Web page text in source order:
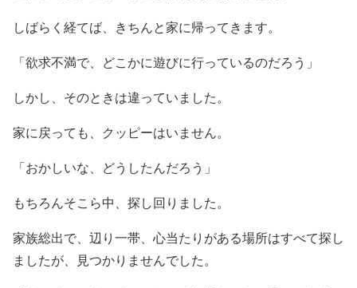
しばらく経てば、きちんと家に帰ってきます。
「欲求不満で、どこかに遊びに行っているのだろう」
しかし、そのときは違っていました。
家に戻っても、クッピーはいません。
「おかしいな、どうしたんだろう」
もちろんそこら中、探し回りました。
家族総出で、辺り一帯、心当たりがある場所はすべて探し
ましたが、見つかりませんでした。